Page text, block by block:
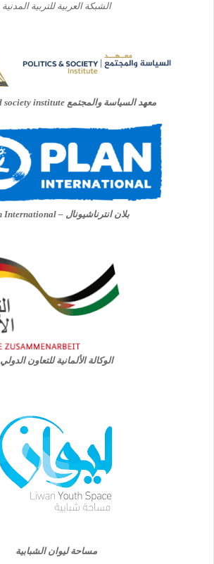
الشبكة العربية للتربية المدنية
معهد السياسة والمجتمع politics and society institute
بلان انترناشيونال – Plan International
الوكالة الألمانية للتعاون الدولي
مساحة ليوان الشبابية